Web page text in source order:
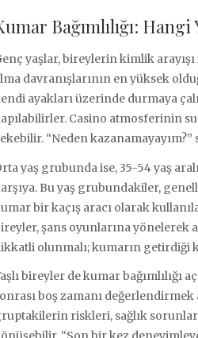
Bağımlılığı:
yaşlar, bireylerin kimlik
davranışlarının en yüksek
ayakları üzerinde durmaya
Casino atmosferinin
“Neden
yaş grubunda ise, 35-54 yaş
Bu yaş grubundakiler,
bir kaçış aracı olarak
şans oyunlarına yönelerek
olunmalı; kumarın getirdiği
bireyler de kumar bağımlılığı
boş zamanı
riskleri, sağlık